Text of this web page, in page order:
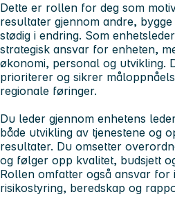
Dette er rollen for deg som
resultater gjennom andre,
stødig i endring. Som
strategisk ansvar for enheten,
økonomi, personal og utvikling.
prioriterer og sikrer
regionale føringer.
Du leder gjennom enhetens
både utvikling av tjenestene og
resultater. Du omsetter
og følger opp kvalitet, budsjett
Rollen omfatter også ansvar
risikostyring, beredskap og